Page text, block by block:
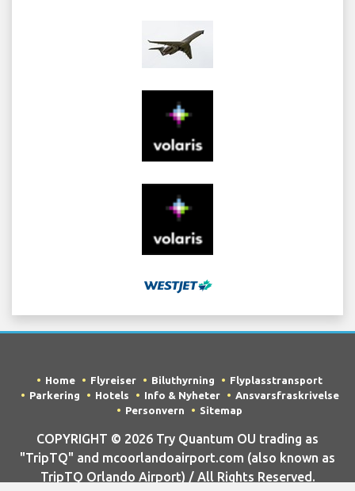
Home Flyreiser Biluthyrning
Flyplasstransport
Parkering
Hotels Info & Nyheter
Ansvarsfraskrivelse
Personvern
Sitemap
COPYRIGHT © 2026 Try Quantum OU trading as
"TripTQ" and mcoorlandoairport.com (also known as
TripTQ Orlando Airport) / All Rights Reserved.